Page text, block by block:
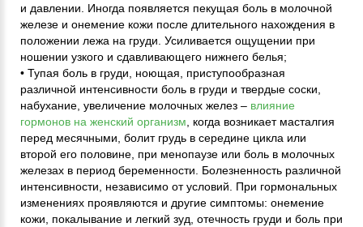
и давлении. Иногда появляется пекущая боль в молочной
железе и онемение кожи после длительного нахождения в
положении лежа на груди. Усиливается ощущении при
ношении узкого и сдавливающего нижнего белья;
• Тупая боль в груди, ноющая, приступообразная
различной интенсивности боль в груди и твердые соски,
набухание, увеличение молочных желез – влияние
гормонов на женский организм , когда возникает масталгия
перед месячными, болит грудь в середине цикла или
второй его половине, при менопаузе или боль в молочных
железах в период беременности. Болезненность различной
интенсивности, независимо от условий. При гормональных
изменениях проявляются и другие симптомы: онемение
кожи, покалывание и легкий зуд, отечность груди и боль при